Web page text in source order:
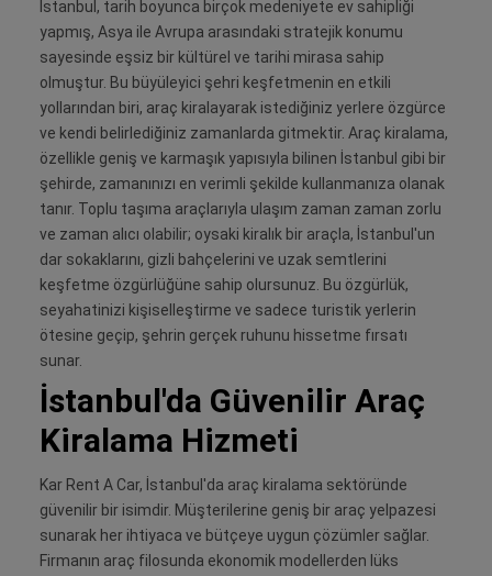
İstanbul, tarih boyunca birçok medeniyete ev sahipliği
yapmış, Asya ile Avrupa arasındaki stratejik konumu
sayesinde eşsiz bir kültürel ve tarihi mirasa sahip
olmuştur. Bu büyüleyici şehri keşfetmenin en etkili
yollarından biri, araç kiralayarak istediğiniz yerlere özgürce
ve kendi belirlediğiniz zamanlarda gitmektir. Araç kiralama,
özellikle geniş ve karmaşık yapısıyla bilinen İstanbul gibi bir
şehirde, zamanınızı en verimli şekilde kullanmanıza olanak
tanır. Toplu taşıma araçlarıyla ulaşım zaman zaman zorlu
ve zaman alıcı olabilir; oysaki kiralık bir araçla, İstanbul'un
dar sokaklarını, gizli bahçelerini ve uzak semtlerini
keşfetme özgürlüğüne sahip olursunuz. Bu özgürlük,
seyahatinizi kişiselleştirme ve sadece turistik yerlerin
ötesine geçip, şehrin gerçek ruhunu hissetme fırsatı
sunar.
İstanbul'da Güvenilir Araç
Kiralama Hizmeti
Kar Rent A Car, İstanbul'da araç kiralama sektöründe
güvenilir bir isimdir. Müşterilerine geniş bir araç yelpazesi
sunarak her ihtiyaca ve bütçeye uygun çözümler sağlar.
Firmanın araç filosunda ekonomik modellerden lüks